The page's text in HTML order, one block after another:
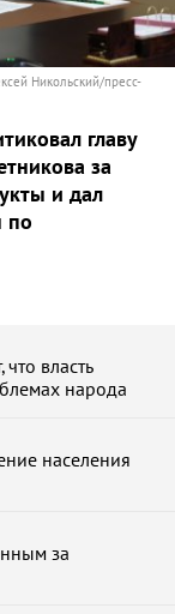
Никольский/пресс-
главу
за
и дал
по
власть
народа
населения
за